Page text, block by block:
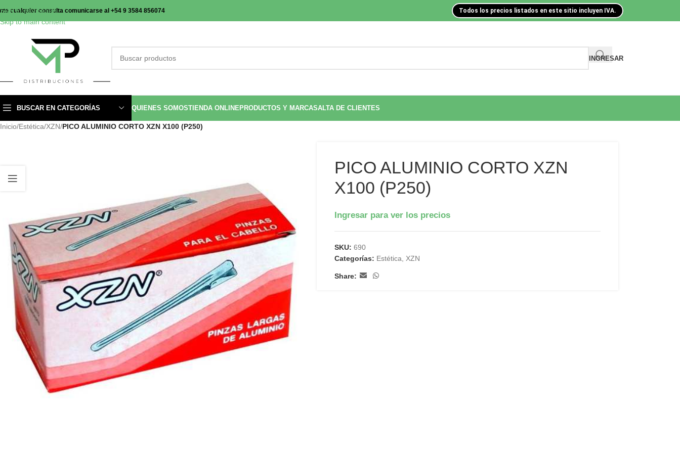
Skip to navigation
Skip to main content
cualquier consulta comunicarse al +54 9 3584 856074 Todos los precios listados en este sitio incluyen IVA.
INGRESAR
BUSCAR EN CATEGORÍAS QUIENES SOMOSTIENDA ONLINEPRODUCTOS Y MARCASALTA DE CLIENTES
Inicio/Estética/XZN/PICO ALUMINIO CORTO XZN X100 (P250)
PICO ALUMINIO CORTO XZN
X100 (P250)
Ingresar para ver los precios
SKU: 690
Categorías: Estética XZN
Share: